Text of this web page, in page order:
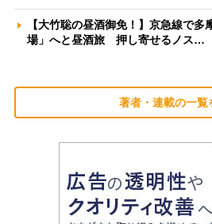
【大竹聡の昼酒御免！】京急線で
場」へと昼酒旅 押し寄せるノス…
著者・連載の一覧